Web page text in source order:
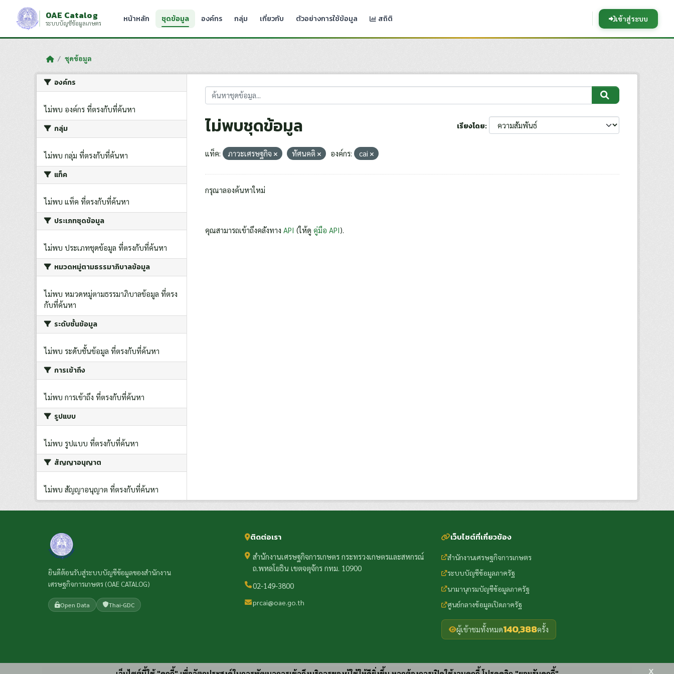
Skip to main content
OAE Catalog
ระบบบัญชีข้อมูลเกษตร หน้าหลัก ชุดข้อมูล องค์กร กลุ่ม เกี่ยวกับ ตัวอย่างการใช้ข้อมูล สถิติ เข้าสู่ระบบ
ชุดข้อมูล
องค์กร
ไม่พบ องค์กร ที่ตรงกับที่ค้นหา
กลุ่ม
ไม่พบ กลุ่ม ที่ตรงกับที่ค้นหา
แท็ค
ไม่พบ แท็ค ที่ตรงกับที่ค้นหา
ประเภทชุดข้อมูล
ไม่พบ ประเภทชุดข้อมูล ที่ตรงกับที่ค้นหา
หมวดหมู่ตามธรรมาภิบาลข้อมูล
ไม่พบ หมวดหมู่ตามธรรมาภิบาลข้อมูล ที่ตรง
กับที่ค้นหา
ระดับชั้นข้อมูล
ไม่พบ ระดับชั้นข้อมูล ที่ตรงกับที่ค้นหา
การเข้าถึง
ไม่พบ การเข้าถึง ที่ตรงกับที่ค้นหา
รูปแบบ
ไม่พบ รูปแบบ ที่ตรงกับที่ค้นหา
สัญญาอนุญาต
ไม่พบ สัญญาอนุญาต ที่ตรงกับที่ค้นหา
เรียงโดย
ไม่พบชุดข้อมูล
แท็ค: ภาวะเศรษฐกิจ ทัศนคติ องค์กร: cai
กรุณาลองค้นหาใหม่
คุณสามารถเข้าถึงคลังทาง API (ให้ดู คู่มือ API).
ยินดีต้อนรับสู่ระบบบัญชีข้อมูลของสำนักงาน
เศรษฐกิจการเกษตร (OAE CATALOG)
Open Data Thai-GDC
ติดต่อเรา
สำนักงานเศรษฐกิจการเกษตร กระทรวงเกษตรและสหกรณ์
ถ.พหลโยธิน เขตจตุจักร กทม. 10900
02-149-3800
prcai@oae.go.th
เว็บไซต์ที่เกี่ยวข้อง
สำนักงานเศรษฐกิจการเกษตร
ระบบบัญชีข้อมูลภาครัฐ
นามานุกรมบัญชีข้อมูลภาครัฐ
ศูนย์กลางข้อมูลเปิดภาครัฐ
ผู้เข้าชมทั้งหมด140,388ครั้ง
x